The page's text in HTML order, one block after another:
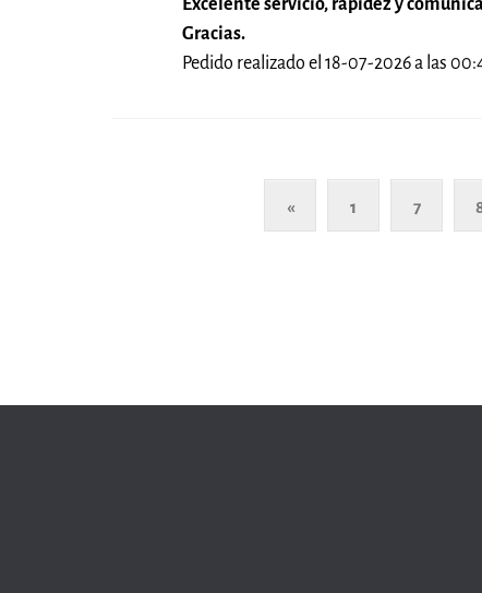
Excelente servicio, rapidez y
Gracias.
Pedido realizado el 18-07-2026 a las
« 1 7